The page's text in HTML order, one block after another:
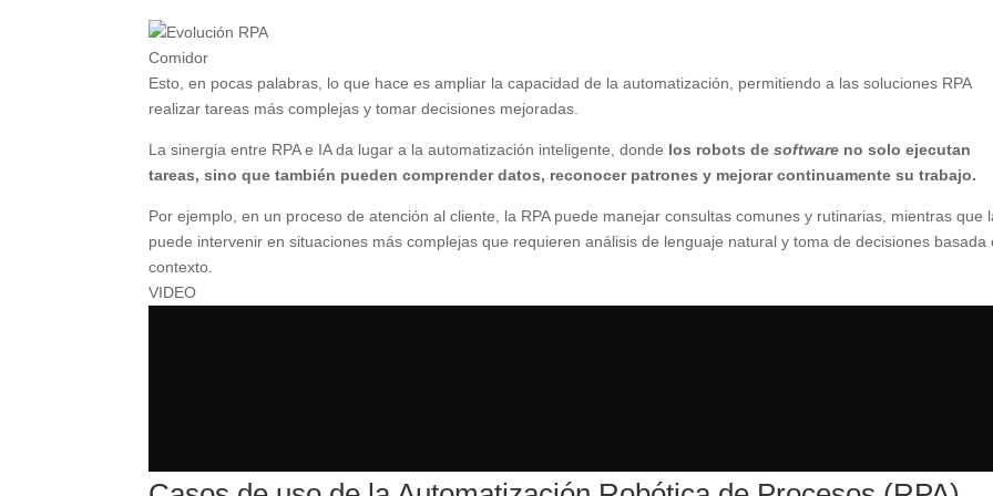
Comidor
Esto, en pocas palabras, lo que hace es ampliar la capacidad de la automatización, permitiendo a las soluciones RPA
realizar tareas más complejas y tomar decisiones mejoradas.
La sinergia entre RPA e IA da lugar a la automatización inteligente, donde los robots desoftware no solo ejecutan
tareas, sino que también pueden comprender datos, reconocer patrones y mejorar continuamente su trabajo.
Por ejemplo, en un proceso de atención al cliente, la RPA puede manejar consultas comunes y rutinarias, mientras que
puede intervenir en situaciones más complejas que requieren análisis de lenguaje natural y toma de decisiones basada
contexto.
VIDEO